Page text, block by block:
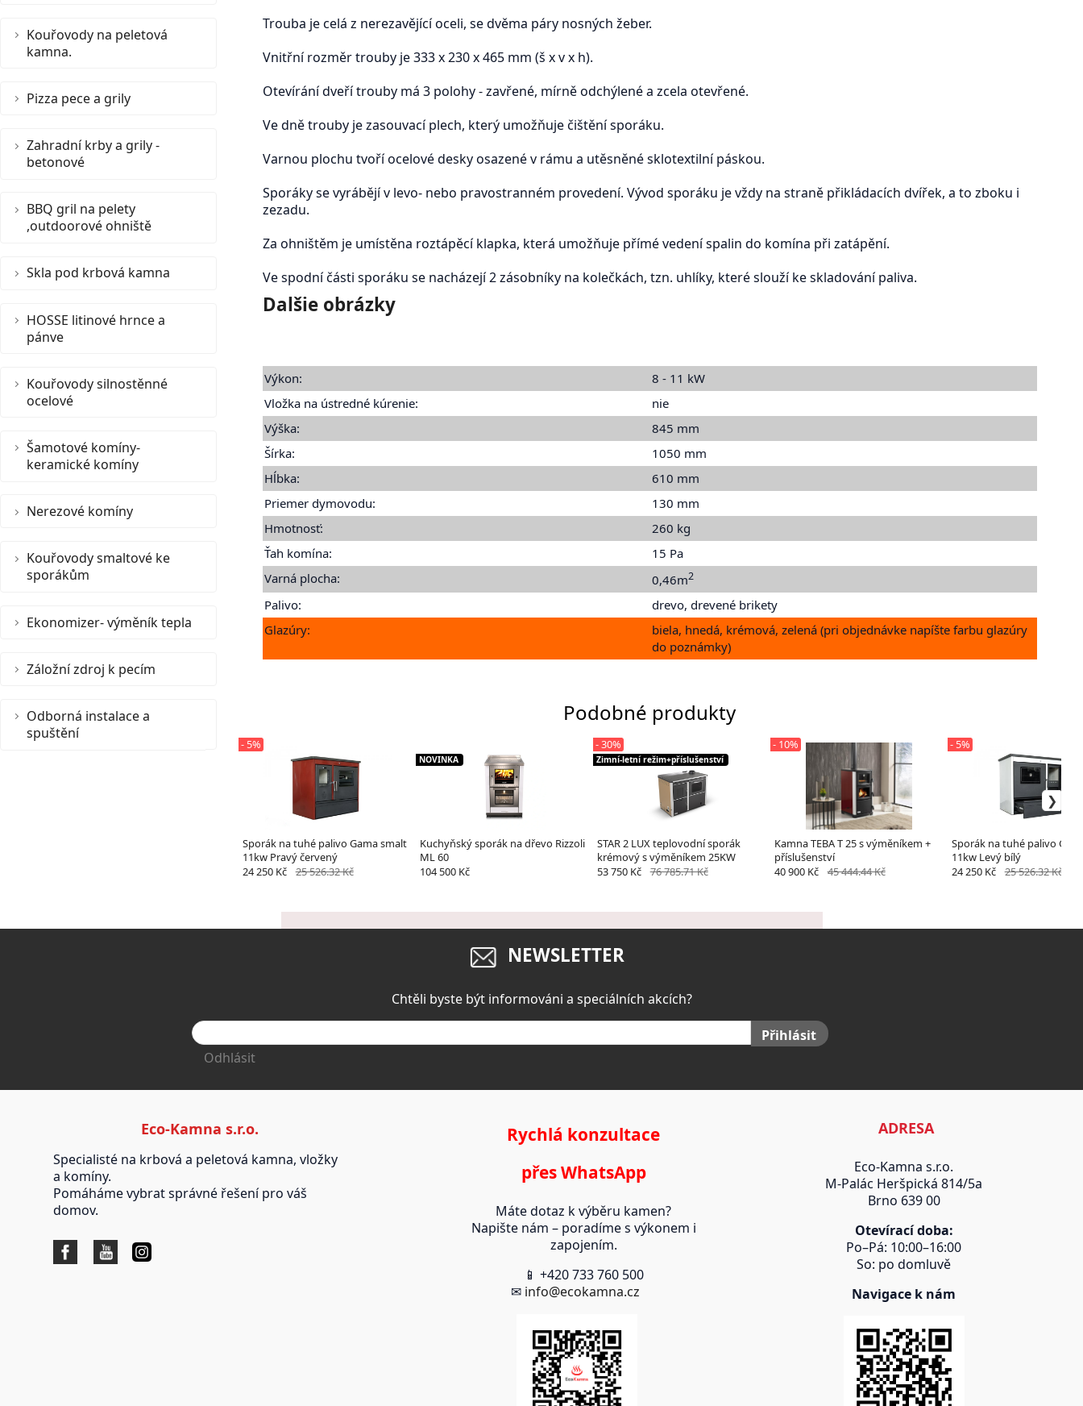
Kouřovody na peletová
kamna.
Pizza pece a grily
Zahradní krby a grily -
betonové
BBQ gril na pelety
,outdoorové ohniště
Skla pod krbová kamna
HOSSE litinové hrnce a
pánve
Kouřovody silnostěnné
ocelové
Šamotové komíny-
keramické komíny
Nerezové komíny
Kouřovody smaltové ke
sporákům
Ekonomizer- výměník tepla
Záložní zdroj k pecím
Odborná instalace a
spuštění
Trouba je celá z nerezavějící oceli, se dvěma páry nosných žeber.
Vnitřní rozměr trouby je 333 x 230 x 465 mm (š x v x h).
Otevírání dveří trouby má 3 polohy - zavřené, mírně odchýlené a zcela otevřené.
Ve dně trouby je zasouvací plech, který umožňuje čištění sporáku.
Varnou plochu tvoří ocelové desky osazené v rámu a utěsněné sklotextilní páskou.
Sporáky se vyrábějí v levo- nebo pravostranném provedení. Vývod sporáku je vždy na straně přikládacích dvířek, a to zboku i
zezadu.
Za ohništěm je umístěna roztápěcí klapka, která umožňuje přímé vedení spalin do komína při zatápění.
Ve spodní části sporáku se nacházejí 2 zásobníky na kolečkách, tzn. uhlíky, které slouží ke skladování paliva.
Dalšie obrázky
Výkon:
8 - 11 kW
Vložka na ústredné kúrenie:
nie
Výška:
845 mm
Šírka:
1050 mm
Hĺbka:
610 mm
Priemer dymovodu:
130 mm
Hmotnosť:
260 kg
Ťah komína:
15 Pa
Varná plocha:
0,46m2
Palivo:
drevo, drevené brikety
Glazúry:
biela, hnedá, krémová, zelená (pri objednávke napíšte farbu glazúry
do poznámky)
Podobné produkty
Sporák na tuhé palivo Gama smalt
11kw Pravý červený
- 5%
24 250 Kč 25 526.32 Kč
Kuchyňský sporák na dřevo Rizzoli
ML 60
NOVINKA
104 500 Kč
STAR 2 LUX teplovodní sporák
krémový s výměníkem 25KW
Zimní-letní režim+příslušenství
- 30%
53 750 Kč 76 785.71 Kč
Kamna TEBA T 25 s výměníkem +
příslušenství
- 10%
40 900 Kč 45 444.44 Kč
Sporák na tuhé palivo
11kw Levý bílý
- 5%
24 250 Kč 25 526.32 Kč
NEWSLETTER
Chtěli byste být informováni a speciálních akcích?
Přihlásit
Odhlásit
Eco-Kamna s.r.o.
Specialisté na krbová a peletová kamna, vložky
a komíny.
Pomáháme vybrat správné řešení pro váš
domov.
Rychlá konzultace
přes WhatsApp
Máte dotaz k výběru kamen?
Napište nám – poradíme s výkonem i
zapojením.
📱 +420 733 760 500
✉ info@ecokamna.cz
ADRESA
Eco-Kamna s.r.o.
M-Palác Heršpická 814/5a
Brno 639 00
Otevírací doba:
Po–Pá: 10:00–16:00
So: po domluvě
Navigace k nám